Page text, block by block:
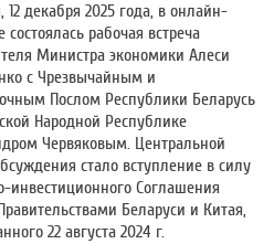
12 декабря 2025 года, в онлайн-
состоялась рабочая встреча
Министра экономики Алеси
с Чрезвычайным и
Послом Республики Беларусь
Народной Республике
Червяковым. Центральной
стало вступление в силу
инвестиционного Соглашения
Беларуси и Китая,
22 августа 2024 г.